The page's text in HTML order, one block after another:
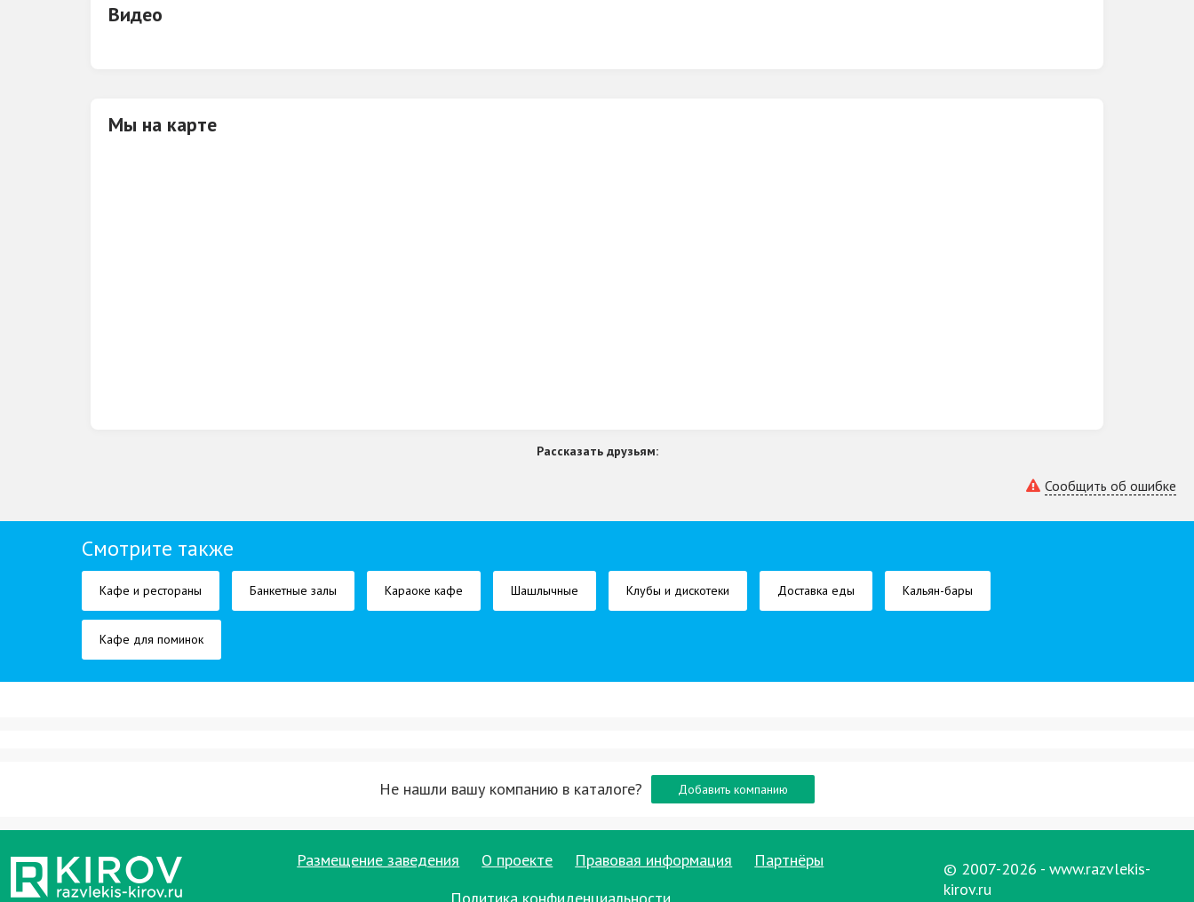
Видео
Мы на карте
Рассказать друзьям:
Сообщить об ошибке
Смотрите также
Кафе и рестораны Банкетные залы Караоке кафе Шашлычные Клубы и дискотеки Доставка еды Кальян-бары
Кафе для поминок
Не нашли вашу компанию в каталоге? Добавить компанию
Размещение заведения О проекте Правовая информация
Партнёры
Политика конфиденциальности
© 2007-2026 - www.razvlekis-
kirov.ru